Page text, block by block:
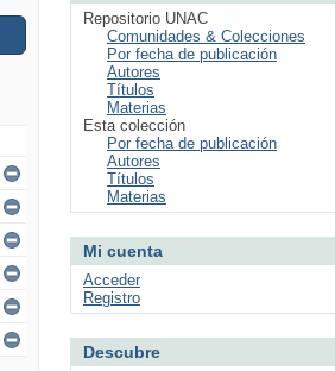
Repositorio UNAC
Comunidades & Colecciones
Por fecha de publicación
Autores
Títulos
Materias
Esta colección
Por fecha de publicación
Autores
Títulos
Materias
Mi cuenta
Acceder
Registro
Descubre